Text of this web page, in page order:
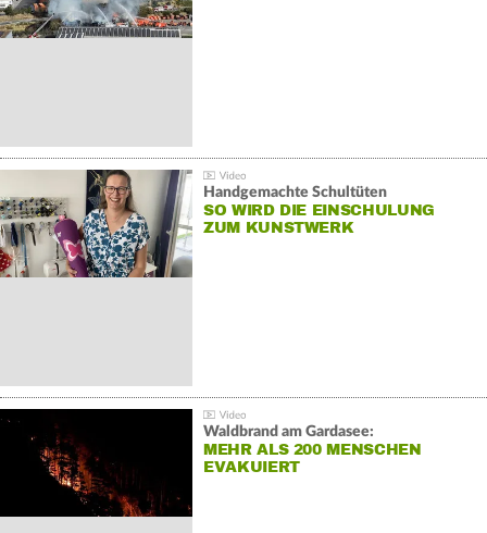
Handgemachte Schultüten
SO WIRD DIE EINSCHULUNG
ZUM KUNSTWERK
Waldbrand am Gardasee:
MEHR ALS 200 MENSCHEN
EVAKUIERT